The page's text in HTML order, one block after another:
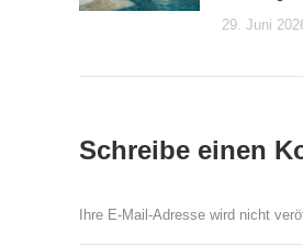
29. Juni
Schreibe einen
Ihre E-Mail-Adresse wird nicht